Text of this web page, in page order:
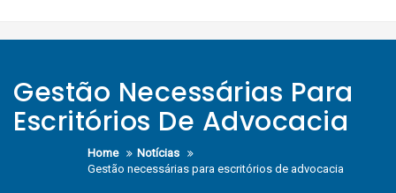
Gestão Necessárias Para
Escritórios De Advocacia
Home
Notícias
Gestão necessárias para escritórios de advocacia